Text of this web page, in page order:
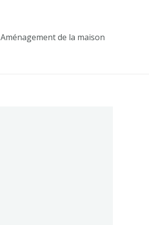
Aménagement de la maison